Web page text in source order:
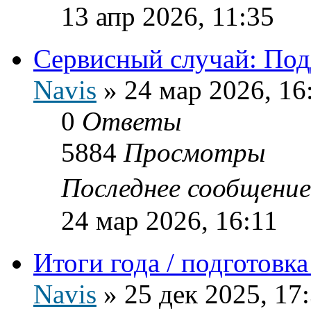
13 апр 2026, 11:35
Сервисный случай:
Navis » 24 мар 2026,
0 Ответы
5884 Просмотры
Последнее
24 мар 2026, 16:11
Итоги года /
Navis » 25 дек 2025,